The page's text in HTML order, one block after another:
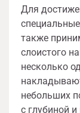
Для
также
слоистого
несколько
небольших
с глубиной